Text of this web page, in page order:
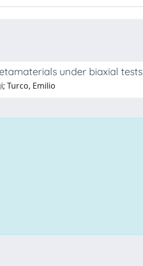
under biaxial tests
Turco, Emilio